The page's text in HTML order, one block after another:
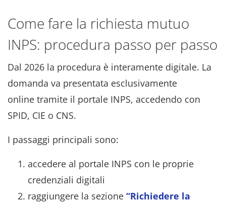
Come fare la richiesta mutuo
INPS: procedura passo per passo
Dal 2026 la procedura è interamente digitale. La
domanda va presentata esclusivamente
online tramite il portale INPS, accedendo con
SPID, CIE o CNS.
I passaggi principali sono:
accedere al portale INPS con le proprie
credenziali digitali
raggiungere la sezione “Richiedere la